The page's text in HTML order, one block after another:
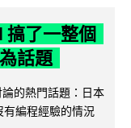
搞了一整個
話題
的熱門話題：日本
編程經驗的情況